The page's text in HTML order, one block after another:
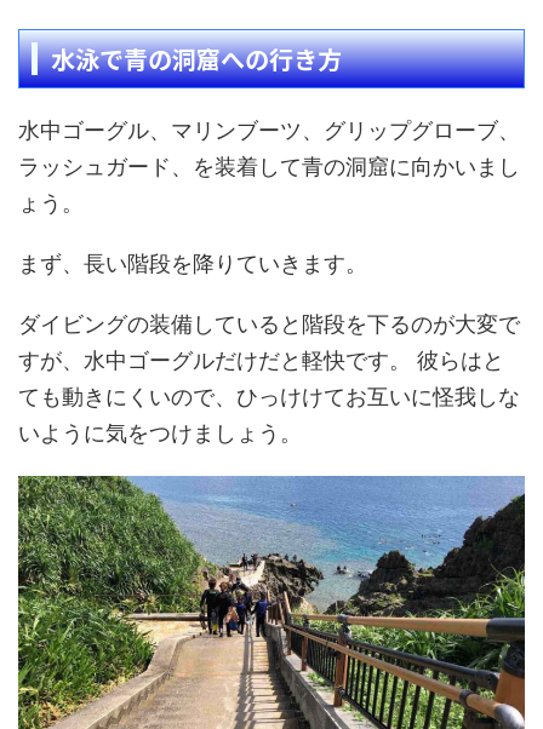
水泳で青の洞窟への行き方
水中ゴーグル、マリンブーツ、グリップグローブ、
ラッシュガード、を装着して青の洞窟に向かいまし
ょう。
まず、長い階段を降りていきます。
ダイビングの装備していると階段を下るのが大変で
すが、水中ゴーグルだけだと軽快です。 彼らはと
ても動きにくいので、ひっけけてお互いに怪我しな
いように気をつけましょう。